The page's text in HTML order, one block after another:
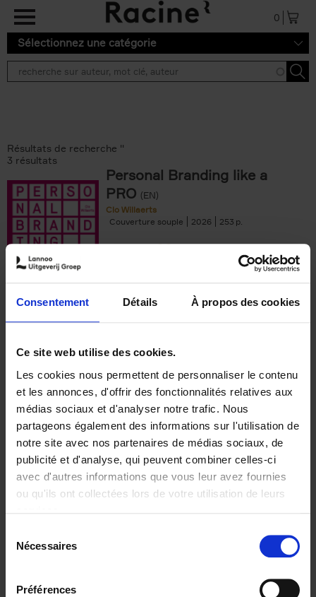
Consentement Détails À propos des cookies
Ce site web utilise des cookies.
Les cookies nous permettent de personnaliser le contenu
et les annonces, d'offrir des fonctionnalités relatives aux
médias sociaux et d'analyser notre trafic. Nous
partageons également des informations sur l'utilisation de
notre site avec nos partenaires de médias sociaux, de
publicité et d'analyse, qui peuvent combiner celles-ci
avec d'autres informations que vous leur avez fournies
ou qu'ils ont collectées lors de votre utilisation de leurs
Nécessaires
Préférences
Aller au contenu principal
0
Sélectionnez une catégorie
Résultats de recherche ''
3 résultats
Personal Branding like a
PRO (EN)
Clo Willaerts
Couverture souple
2026 253
€34,99
Digital marketing like a PRO -
completely revised edition
Clo Willaerts
Couverture souple
2022 226
€35,50
Content Marketing like a